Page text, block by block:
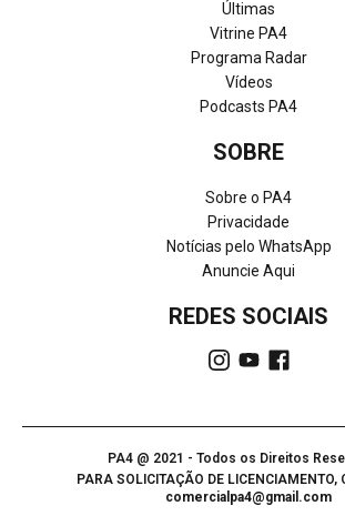
Últimas
Vitrine PA4
Programa Radar
Vídeos
Podcasts PA4
SOBRE
Sobre o PA4
Privacidade
Notícias pelo WhatsApp
Anuncie Aqui
REDES SOCIAIS
PA4 @ 2021 - Todos os Direitos
PARA SOLICITAÇÃO DE LICENCIAMENTO,
comercialpa4@gmail.com